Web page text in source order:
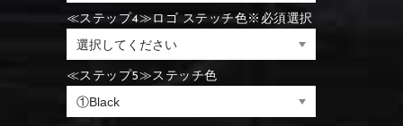
⑮Wine red
⑮Rose pink ⑯White
⑲Yellow-green ⑳Purple
≪ステップ4≫ロゴ ステッチ色※必須選択
≪ステップ5≫ステッチ色